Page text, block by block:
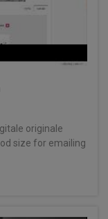
originale
size for emailing